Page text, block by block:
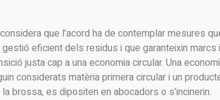
que l’acord ha de contemplar mesures
eficient dels residus i que garanteixin
justa cap a una economia circular. Una
considerats matèria primera circular i un
brossa, es dipositen en abocadors o s’incinerin.